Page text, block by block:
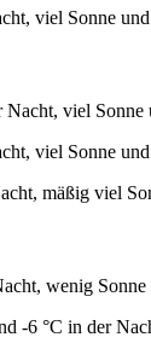
viel Sonne
Nacht, viel Sonne
viel Sonne
mäßig viel
wenig
-6 °C in der